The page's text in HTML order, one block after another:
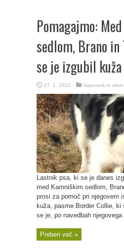
Pomagajmo:
sedlom, Brano
se je izgubil kuža
27. 1. 2022 Napovedi in
Lastnik psa, ki se je danes
med Kamniškim sedlom,
prosi za pomoč pri njegovem
kuža, pasme Border Collie,
se je, po navedbah
Preberi več »